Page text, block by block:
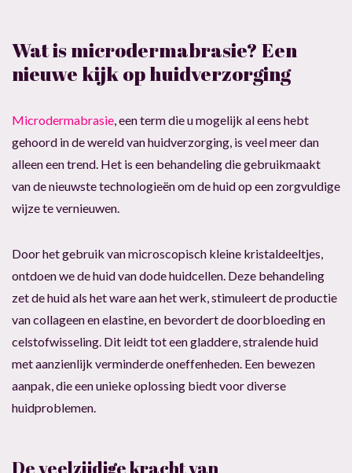
Wat is microdermabrasie? Een
nieuwe kijk op huidverzorging
Microdermabrasie, een term die u mogelijk al eens hebt
gehoord in de wereld van huidverzorging, is veel meer dan
alleen een trend. Het is een behandeling die gebruikmaakt
van de nieuwste technologieën om de huid op een zorgvuldige
wijze te vernieuwen.
Door het gebruik van microscopisch kleine kristaldeeltjes,
ontdoen we de huid van dode huidcellen. Deze behandeling
zet de huid als het ware aan het werk, stimuleert de productie
van collageen en elastine, en bevordert de doorbloeding en
celstofwisseling. Dit leidt tot een gladdere, stralende huid
met aanzienlijk verminderde oneffenheden. Een bewezen
aanpak, die een unieke oplossing biedt voor diverse
huidproblemen.
De veelzijdige kracht van